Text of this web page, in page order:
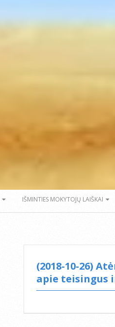
IŠMINTIES MOKYTOJŲ LAIŠKAI
(2018-10-26)
apie teisingus